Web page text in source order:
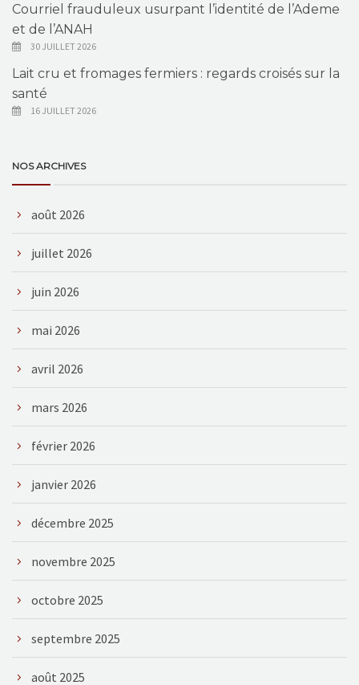
Courriel frauduleux usurpant l’identité de l’Ademe
et de l’ANAH
30 JUILLET 2026
Lait cru et fromages fermiers : regards croisés sur la
santé
16 JUILLET 2026
NOS ARCHIVES
août 2026
juillet 2026
juin 2026
mai 2026
avril 2026
mars 2026
février 2026
janvier 2026
décembre 2025
novembre 2025
octobre 2025
septembre 2025
août 2025